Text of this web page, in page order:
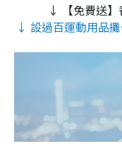
↓ 【免費送
↓ 設過百運動用品